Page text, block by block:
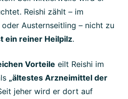
Reishi zählt – im
Austernseitling – nicht zu
ein reiner Heilpilz.
Vorteile eilt Reishi im
„ältestes Arzneimittel der
jeher wird er dort auf